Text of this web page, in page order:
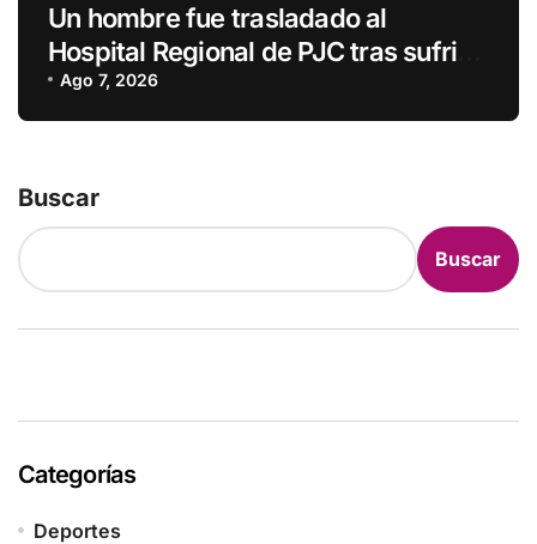
Un hombre fue trasladado al
Hospital Regional de PJC tras sufrir
una descarga eléctrica
Ago 7, 2026
Buscar
Buscar
Categorías
Deportes